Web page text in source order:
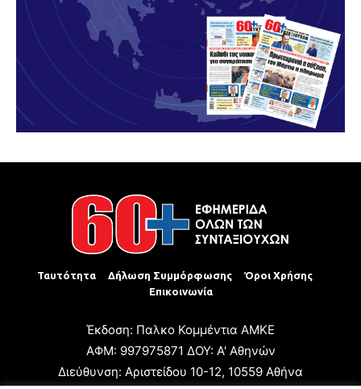
Ταυτότητα Δήλωση Συμμόρφωσης
Όροι Χρήσης
Επικοινωνία
Έκδοση: Παλκο Κομμέντια ΑΜΚΕ
ΑΦΜ: 997975871 ΔΟΥ: Α' Αθηνών
Διεύθυνση: Αριστείδου 10-12, 10559 Αθήνα